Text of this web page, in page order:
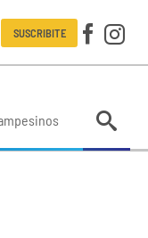
SUSCRIBITE